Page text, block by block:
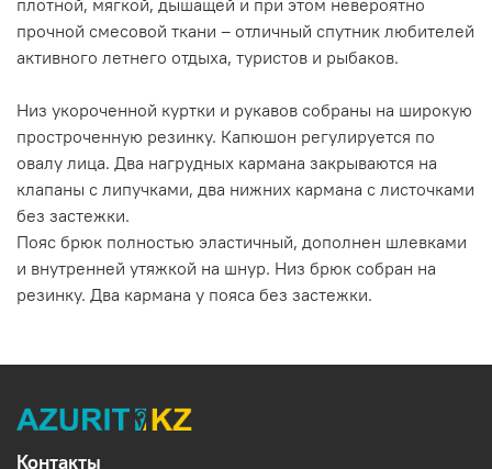
плотной, мягкой, дышащей и при этом невероятно
прочной смесовой ткани – отличный спутник любителей
активного летнего отдыха, туристов и рыбаков.
Низ укороченной куртки и рукавов собраны на широкую
простроченную резинку. Капюшон регулируется по
овалу лица. Два нагрудных кармана закрываются на
клапаны с липучками, два нижних кармана с листочками
без застежки.
Пояс брюк полностью эластичный, дополнен шлевками
и внутренней утяжкой на шнур. Низ брюк собран на
резинку. Два кармана у пояса без застежки.
Контакты